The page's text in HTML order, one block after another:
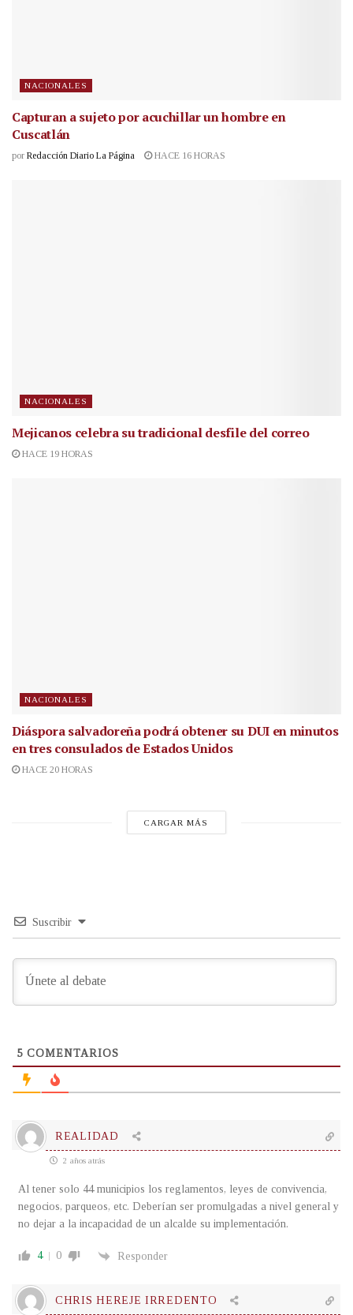
NACIONALES
Capturan a sujeto por acuchillar un hombre en
Cuscatlán
por Redacción Diario La Página HACE 16 HORAS
NACIONALES
Mejicanos celebra su tradicional desfile del correo
HACE 19 HORAS
NACIONALES
Diáspora salvadoreña podrá obtener su DUI en minutos
en tres consulados de Estados Unidos
HACE 20 HORAS
CARGAR MÁS
Suscribir
5 COMENTARIOS
REALIDAD
2 años atrás
Al tener solo 44 municipios los reglamentos, leyes de convivencia,
negocios, parqueos, etc. Deberían ser promulgadas a nivel general y
no dejar a la incapacidad de un alcalde su implementación.
4 0 Responder
CHRIS HEREJE IRREDENTO